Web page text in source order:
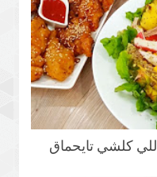
كلشي تايحماق